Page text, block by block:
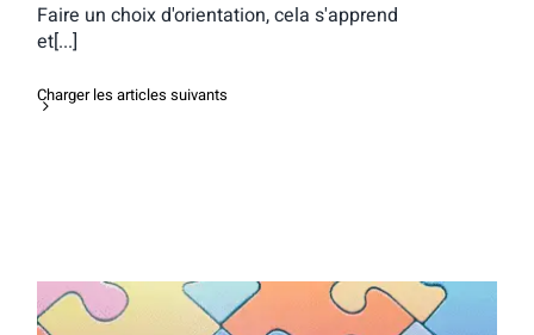
Faire un choix d'orientation, cela s'apprend
et[...]
Charger les articles suivants